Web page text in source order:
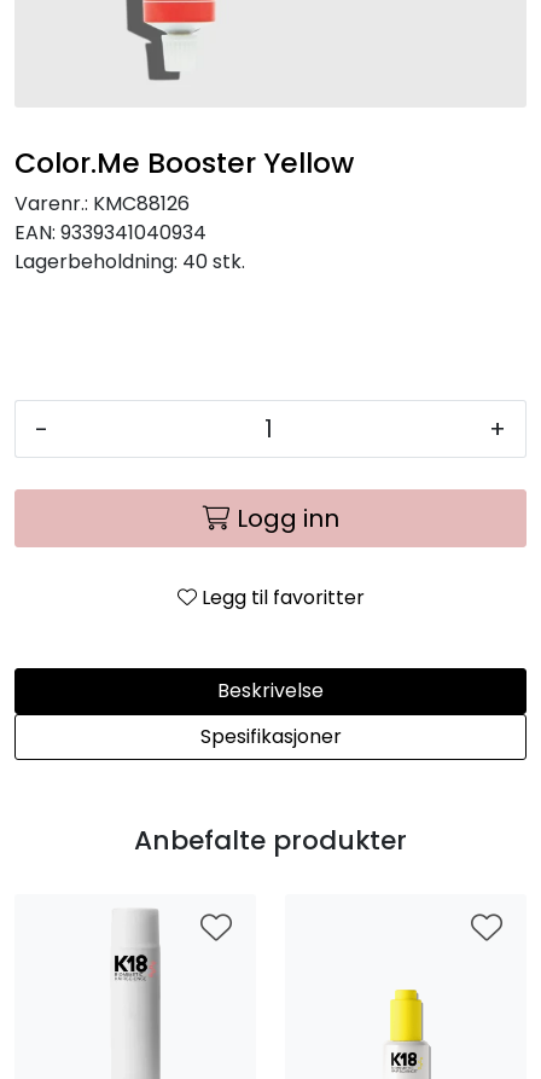
Color.Me Booster Yellow
Varenr.: KMC88126
EAN: 9339341040934
Lagerbeholdning: 40 stk.
- +
Logg inn
Legg til favoritter
Beskrivelse
Spesifikasjoner
Anbefalte produkter